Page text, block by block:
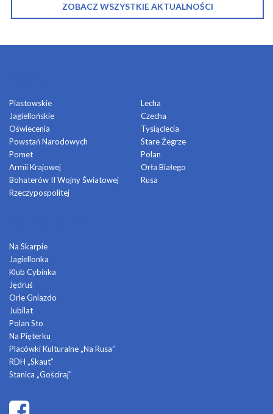
ZOBACZ WSZYSTKIE AKTUALNOŚCI
Piastowskie
Jagiellońskie
Oświecenia
Powstań Narodowych
Pomet
Armii Krajowej
Bohaterów II Wojny Światowej
Rzeczypospolitej
Lecha
Czecha
Tysiąclecia
Stare Żegrze
Polan
Orła Białego
Rusa
Na Skarpie
Jagiellonka
Klub Cybinka
Jędruś
Orle Gniazdo
Jubilat
Polan Sto
Na Pięterku
Placówki Kulturalne „Na Rusa”
RDH „Skaut”
Stanica „Gościraj”